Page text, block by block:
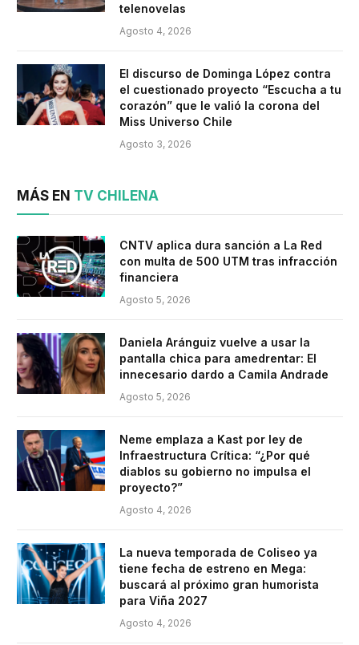
telenovelas
Agosto 4, 2026
El discurso de Dominga López contra
el cuestionado proyecto “Escucha a tu
corazón” que le valió la corona del
Miss Universo Chile
Agosto 3, 2026
MÁS EN TV CHILENA
CNTV aplica dura sanción a La Red
con multa de 500 UTM tras infracción
financiera
Agosto 5, 2026
Daniela Aránguiz vuelve a usar la
pantalla chica para amedrentar: El
innecesario dardo a Camila Andrade
Agosto 5, 2026
Neme emplaza a Kast por ley de
Infraestructura Crítica: “¿Por qué
diablos su gobierno no impulsa el
proyecto?”
Agosto 4, 2026
La nueva temporada de Coliseo ya
tiene fecha de estreno en Mega:
buscará al próximo gran humorista
para Viña 2027
Agosto 4, 2026